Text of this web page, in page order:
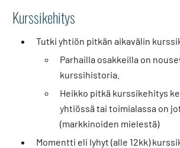
Kurssikehitys
Tutki yhtiön pitkän aikavälin
Parhailla osakkeilla on
kurssihistoria.
Heikko pitkä kurssikehitys
yhtiössä tai toimialassa on
(markkinoiden mielestä)
Momentti eli lyhyt (alle 12kk)